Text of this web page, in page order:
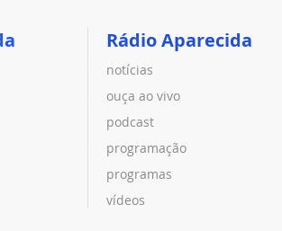
Rádio Aparecida
notícias
ouça ao vivo
podcast
programação
programas
vídeos